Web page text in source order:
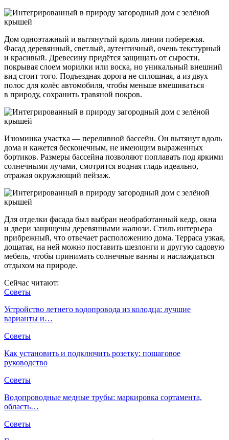
Дом одноэтажный и вытянутый вдоль линии побережья.
Фасад деревянный, светлый, аутентичный, очень текстурный
и красивый. Древесину придётся защищать от сырости,
покрывая слоем морилки или воска, но уникальный внешний
вид стоит того. Подъездная дорога не сплошная, а из двух
полос для колёс автомобиля, чтобы меньше вмешиваться
в природу, сохранить травяной покров.
Изюминка участка — переливной бассейн. Он вытянут вдоль
дома и кажется бесконечным, не имеющим выраженных
бортиков. Размеры бассейна позволяют поплавать под яркими
солнечными лучами, смотрится водная гладь идеально,
отражая окружающий пейзаж.
Для отделки фасада был выбран необработанный кедр, окна
и двери защищены деревянными жалюзи. Стиль интерьера
прибрежный, что отвечает расположению дома. Терраса узкая,
дощатая, на ней можно поставить шезлонги и другую садовую
мебель, чтобы принимать солнечные ванны и наслаждаться
отдыхом на природе.
Сейчас читают:
Советы
Устройство летнего водопровода из колодца: лучшие
варианты и…
Советы
Как установить и подключить розетку: пошаговое
руководство
Советы
Водопроводные медные трубы: маркировка сортамента,
область…
Советы